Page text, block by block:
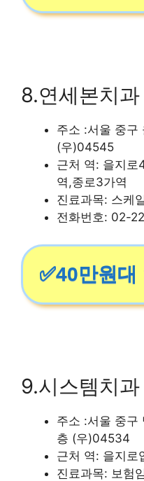
8.연세본치과
주소 :서울 중구
(우)04545
근처 역: 을지로
역,종로3가역
진료과목: 스케
전화번호: 02-
✅40만원
9.시스템치과
주소 :서울 중구
층 (우)04534
근처 역: 을지로
진료과목: 보험